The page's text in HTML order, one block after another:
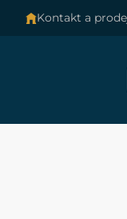
Kontakt a